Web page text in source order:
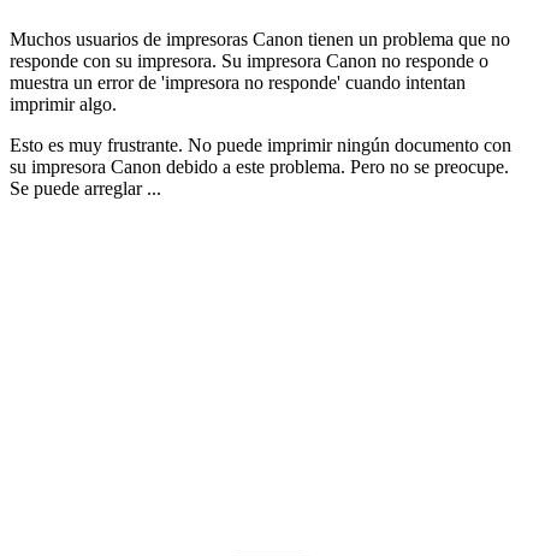
Muchos usuarios de impresoras Canon tienen un problema que no
responde con su impresora. Su impresora Canon no responde o
muestra un error de 'impresora no responde' cuando intentan
imprimir algo.
Esto es muy frustrante. No puede imprimir ningún documento con
su impresora Canon debido a este problema. Pero no se preocupe.
Se puede arreglar ...